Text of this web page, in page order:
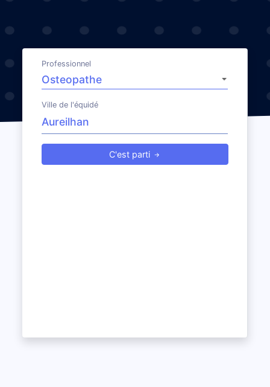
Professionnel
Ville de l'équidé
C'est parti